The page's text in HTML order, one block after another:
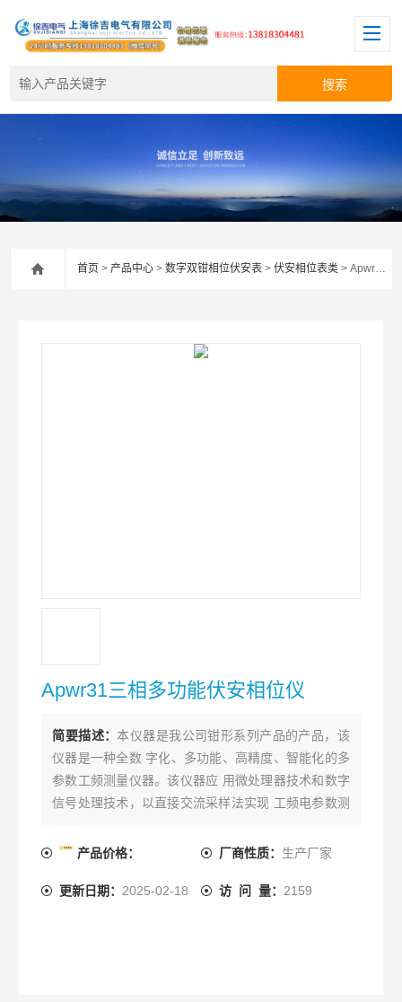
首页 >产品中心 >数字双钳相位伏安表 >伏安相位表类 > Apwr31三相多功能伏安相位仪
Apwr31三相多功能伏安相位仪
简要描述：本仪器是我公司钳形系列产品的产品，该
仪器是一种全数 字化、多功能、高精度、智能化的多
参数工频测量仪器。该仪器应 用微处理器技术和数字
信号处理技术，以直接交流采样法实现 工频电参数测
率、工频频率、功率因数，相位关系等）可以直接显
统及继电保护系统的接线状况
产品价格： 厂商性质： 生产厂家
更新日期： 2025-02-18 访 问 量： 2159